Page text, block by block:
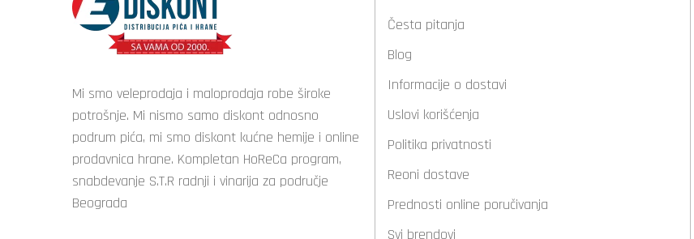
Mi smo veleprodaja i maloprodaja robe široke
potrošnje. Mi nismo samo diskont odnosno
podrum pića, mi smo diskont kućne hemije i online
prodavnica hrane. Kompletan HoReCa program,
snabdevanje S.T.R radnji i vinarija za područje
Beograda
Česta pitanja
Blog
Informacije o dostavi
Uslovi korišćenja
Politika privatnosti
Reoni dostave
Prednosti online poručivanja
Svi brendovi